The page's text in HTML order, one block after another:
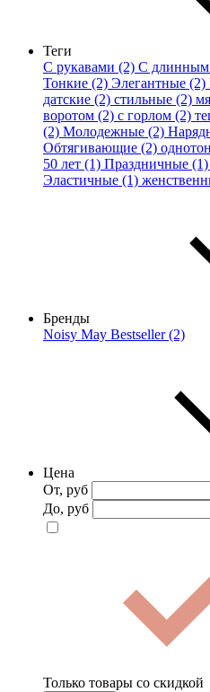
Теги
С рукавами (2) С длинным
Тонкие (2) Элегантные (2)
датские (2) стильные (2)
воротом (2) с горлом (2)
(2) Молодежные (2)
Обтягивающие (2)
50 лет (1) Праздничные (1)
Эластичные (1)
Бренды
Noisy May Bestseller (2)
Цена
От, руб
До, руб
Только товары со скидкой